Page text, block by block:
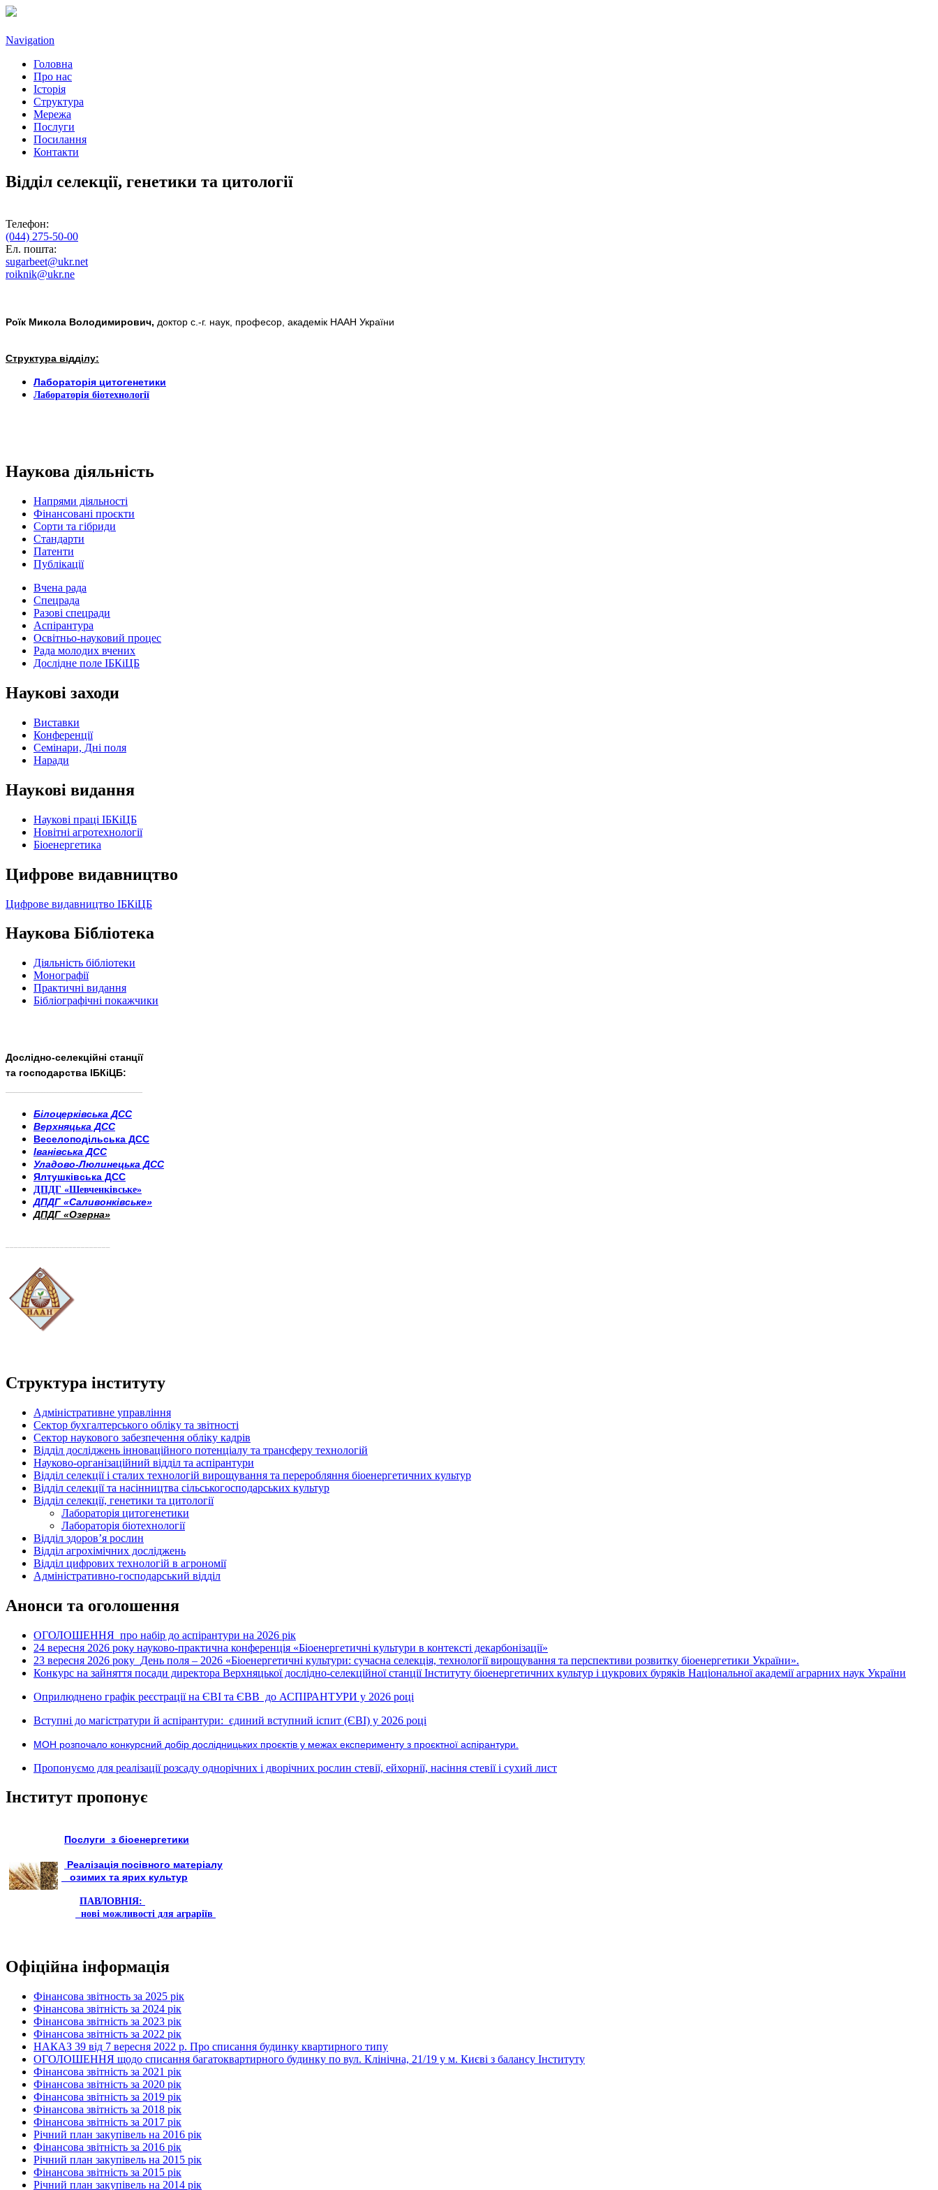
Navigation
Головна
Про нас
Історія
Структура
Мережа
Послуги
Посилання
Контакти
Відділ селекції, генетики та цитології
Телефон:
(044) 275-50-00
Ел. пошта:
sugarbeet@ukr.net
roiknik@ukr.ne
Роїк Микола Володимирович, доктор с.-г. наук, професор, академік НААН України
Структура відділу:
Лабораторія цитогенетики
Лабораторія біотехнології
Наукова діяльність
Напрями діяльності
Фінансовані проєкти
Сорти та гібриди
Стандарти
Патенти
Публікації
Вчена рада
Спецрада
Разові спецради
Аспірантура
Освітньо-науковий процес
Рада молодих вчених
Дослідне поле ІБКіЦБ
Наукові заходи
Виставки
Конференції
Семінари, Дні поля
Наради
Наукові видання
Наукові праці ІБКіЦБ
Новітні агротехнології
Бiоенергетика
Цифрове видавництво
Цифрове видавництво ІБКіЦБ
Наукова Бібліотека
Діяльність бібліотеки
Монографії
Практичні видання
Бібліографічні покажчики
Дослідно-селекційні станції
та господарства ІБКіЦБ:
Білоцерківська ДСС
Верхняцька ДСС
Веселоподільська ДСС
Іванівська ДСС
Уладово-Люлинецька ДСС
Ялтушківська ДСС
ДПДГ «Шевченківське»
ДПДГ «Саливонківське»
ДПДГ «Озерна»
Структура інституту
Адміністративне управління
Сектор бухгалтерського обліку та звітності
Сектор наукового забезпечення обліку кадрів
Відділ досліджень інноваційного потенціалу та трансферу технологій
Науково-організаційний відділ та аспірантури
Відділ селекції і сталих технологій вирощування та переробляння біоенергетичних культур
Відділ селекції та насінництва сільськогосподарських культур
Відділ селекції, генетики та цитології
Лабораторія цитогенетики
Лабораторія біотехнології
Відділ здоров’я рослин
Відділ агрохімічних досліджень
Відділ цифрових технологій в агрономії
Адміністративно-господарський відділ
Анонси та оголошення
ОГОЛОШЕННЯ про набір до аспірантури на 2026 рік
24 вересня 2026 року науково-практична конференція «Біоенергетичні культури в контексті декарбонізації»
23 вересня 2026 року День поля – 2026 «Біоенергетичні культури: сучасна селекція, технології вирощування та перспективи розвитку біоенергетики України».
Конкурс на зайняття посади директора Верхняцької дослідно-селекційної станції Інституту біоенергетичних культур і цукрових буряків Національної академії аграрних наук України
Оприлюднено графік реєстрації на ЄВІ та ЄВВ до АСПІРАНТУРИ у 2026 році
Вступні до магістратури й аспірантури: єдиний вступний іспит (ЄВІ) у 2026 році
МОН розпочало конкурсний добір дослідницьких проєктів у межах експерименту з проєктної аспірантури.
Пропонуємо для реалізації розсаду однорічних і дворічних рослин стевії, ейхорнії, насіння стевії і сухий лист
Інститут пропонує
Послуги з біоенергетики
Реалізація посівного матеріалу
озимих та ярих культур
ПАВЛОВНІЯ:
нові можливості для аграріїв
Офіційна інформація
Фінансова звітность за 2025 рік
Фінансова звітність за 2024 рік
Фінансова звітність за 2023 рік
Фінансова звітність за 2022 рік
НАКАЗ 39 від 7 вересня 2022 р. Про списання будинку квартирного типу
ОГОЛОШЕННЯ щодо списання багатоквартирного будинку по вул. Клінічна, 21/19 у м. Києві з балансу Інституту
Фінансова звітність за 2021 рік
Фінансова звітність за 2020 рік
Фінансова звітність за 2019 рік
Фінансова звітність за 2018 рік
Фінансова звітність за 2017 рік
Річний план закупівель на 2016 рік
Фінансова звітність за 2016 рік
Річний план закупівель на 2015 рік
Фінансова звітність за 2015 рік
Річний план закупівель на 2014 рік